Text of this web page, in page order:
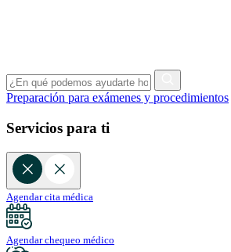
Preparación para exámenes y procedimientos
Servicios para ti
Agendar cita médica
Agendar chequeo médico